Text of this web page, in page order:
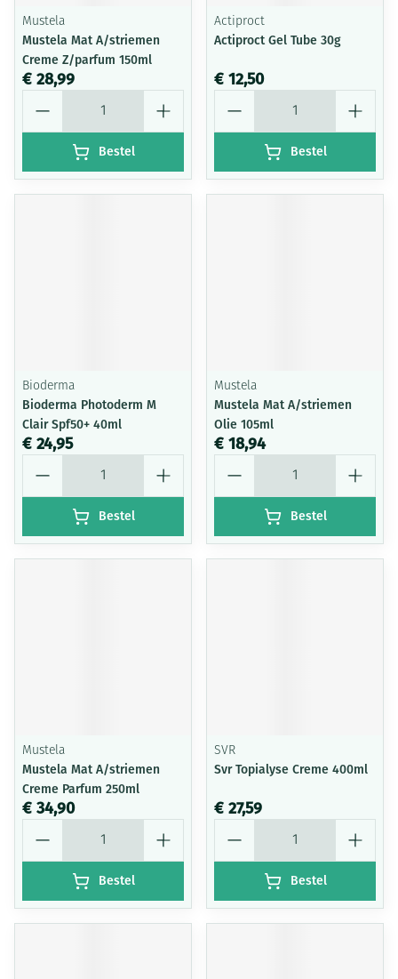
Mustela
Mustela Mat A/striemen
Creme Z/parfum 150ml
€ 28,99
Bestel
Actiproct
Actiproct Gel Tube 30g
€ 12,50
Bestel
Bioderma
Bioderma Photoderm M
Clair Spf50+ 40ml
€ 24,95
Bestel
Mustela
Mustela Mat A/striemen
Olie 105ml
€ 18,94
Bestel
Mustela
Mustela Mat A/striemen
Creme Parfum 250ml
€ 34,90
Bestel
SVR
Svr Topialyse Creme 400ml
€ 27,59
Bestel